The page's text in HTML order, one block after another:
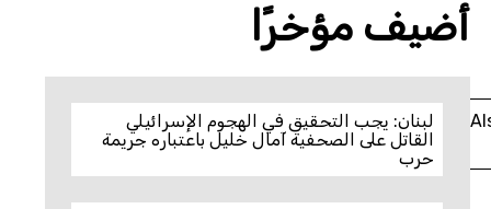
أضيف مؤخرًا
لبنان: يجب التحقيق في الهجوم الإسرائيلي
القاتل على الصحفية آمال خليل باعتباره جريمة
حرب